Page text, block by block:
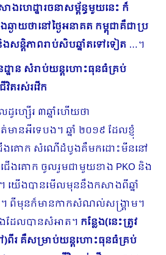
េដ្ឋារចនាសម្ព័ន្ធមួយនេះ ក៏
ាយថានៅថ្ងៃអនាគត កម្ពុជាគឺជាប្រ​
សន្តិភាពរាប់សិបឆ្នាំតទៅទៀត …។
ឋាន សំរាប់យន្តហោះធុនធំគ្រប់
តរស់រវើក
ដូហ្សើរ ៣ឆ្នាំហើយថា
ានអីទេបង។ ឆ្នាំ ២០១៩ ដែលខ្ញុំ
ងគោក សំណើដំបូងគឺមកដោះមីននៅ
ើងគោក ចូលរួមជាមួយខាង PKO និង
យើងបានមើលមុននឹងកសាងពីឆ្នាំ
ពីមុនក៏មានកាកសំណល់សង្រ្គាម។
ដែលបានសំអាត។ កន្លែង(នេះត្រូវ
)ពីរ គឺសម្រាប់យន្តហោះធុនធំគ្រប់